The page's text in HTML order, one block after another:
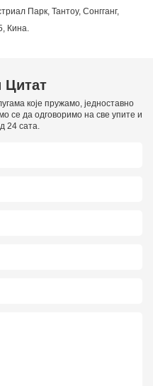
Парк, Тантоу, Сонгганг,
Кина.
Цитат
које пружамо, једноставно
се да одговоримо на све упите и
24 сата.